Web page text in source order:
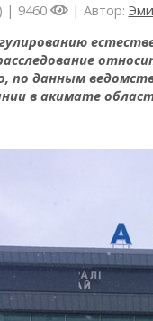
| 9460 | Автор:
по данным
в акимате